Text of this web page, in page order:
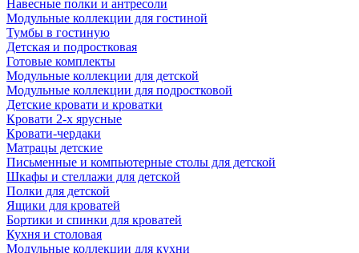
Навесные полки и антресоли
Модульные коллекции для гостиной
Тумбы в гостиную
Детская и подростковая
Готовые комплекты
Модульные коллекции для детской
Модульные коллекции для подростковой
Детские кровати и кроватки
Кровати 2-х ярусные
Кровати-чердаки
Матрацы детские
Письменные и компьютерные столы для детской
Шкафы и стеллажи для детской
Полки для детской
Ящики для кроватей
Бортики и спинки для кроватей
Кухня и столовая
Модульные коллекции для кухни